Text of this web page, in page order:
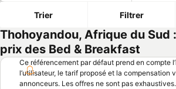
Trier Filtrer
Thohoyandou, Afrique du Sud
prix des Bed & Breakfast
Ce référencement par défaut prend en compte
l’utilisateur, le tarif proposé et la compensation
annonceurs. Les offres ne sont pas exhaustives.